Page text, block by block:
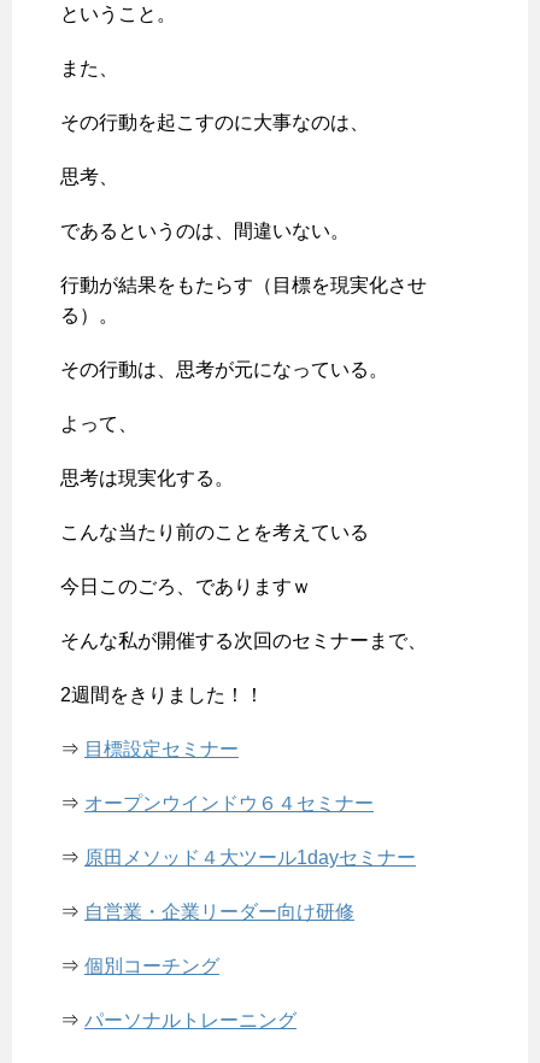
ということ。
また、
その行動を起こすのに大事なのは、
思考、
であるというのは、間違いない。
行動が結果をもたらす（目標を現実化させ
る）。
その行動は、思考が元になっている。
よって、
思考は現実化する。
こんな当たり前のことを考えている
今日このごろ、でありますｗ
そんな私が開催する次回のセミナーまで、
2週間をきりました！！
⇒ 目標設定セミナー
⇒ オープンウインドウ６４セミナー
⇒ 原田メソッド４大ツール1dayセミナー
⇒ 自営業・企業リーダー向け研修
⇒ 個別コーチング
⇒ パーソナルトレーニング